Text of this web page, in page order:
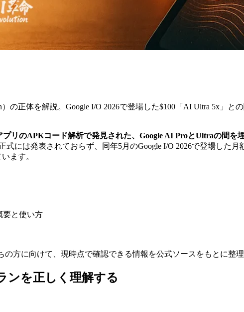
の正体を解説。Google I/O 2026で登場した$100「AI Ultra 5x」と
リのAPKコード解析で発見された、Google AI ProとUltraの間を
には発表されておらず、同年5月のGoogle I/O 2026で登場した月
ます。
要と使い方
方に向けて、現時点で確認できる情報を公式ソースをもとに整理
ンを正しく理解する